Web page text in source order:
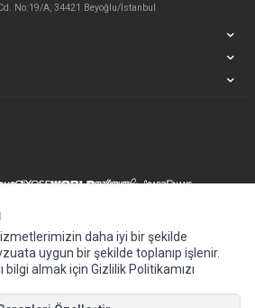
No:19/A, 34421 Beyoğlu/İstanbul
daha iyi bir şekilde
uygun bir şekilde toplanıp işlenir.
bilgi almak için Gizlilik Politikamızı